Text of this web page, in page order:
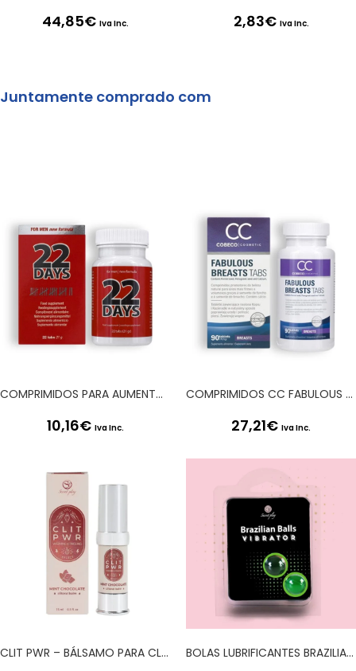
44,85€ Iva Inc. 2,83€ Iva Inc.
Juntamente comprado com
COMPRIMIDOS PARA AUMENTO DO PÉNIS 22 DAYS PENIS EXTENSION SYSTEM
10,16€ Iva Inc.
COMPRIMIDOS CC FABULOUS BREASTS TABLETS
27,21€ Iva Inc.
CLIT PWR – BÁLSAMO PARA CLÍTORIS COM MENTA E CHOCOLATE 15ML SECRET PLAY BOLAS LUBRIFICANTES BRAZILIAN BALLS SHOCK EFEITO VIBRADOR 2 x 4GR